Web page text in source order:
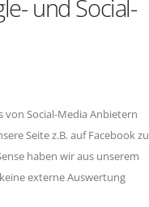
und Social-
von Social-Media Anbietern
Seite z.B. auf Facebook zu
haben wir aus unserem
externe Auswertung